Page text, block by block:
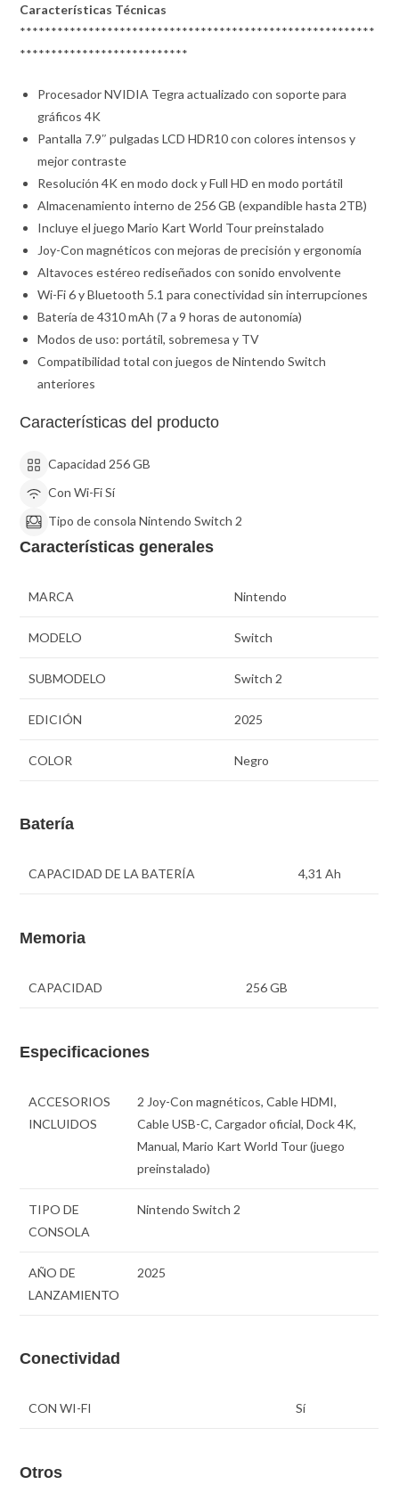
Características Técnicas
*********************************************************
***************************
Procesador NVIDIA Tegra actualizado con soporte para
gráficos 4K
Pantalla 7.9″ pulgadas LCD HDR10 con colores intensos y
mejor contraste
Resolución 4K en modo dock y Full HD en modo portátil
Almacenamiento interno de 256 GB (expandible hasta 2TB)
Incluye el juego Mario Kart World Tour preinstalado
Joy-Con magnéticos con mejoras de precisión y ergonomía
Altavoces estéreo rediseñados con sonido envolvente
Wi-Fi 6 y Bluetooth 5.1 para conectividad sin interrupciones
Batería de 4310 mAh (7 a 9 horas de autonomía)
Modos de uso: portátil, sobremesa y TV
Compatibilidad total con juegos de Nintendo Switch
anteriores
Características del producto
Capacidad 256 GB
Con Wi-Fi Sí
Tipo de consola Nintendo Switch 2
Características generales
MARCA Nintendo
MODELO Switch
SUBMODELO Switch 2
EDICIÓN 2025
COLOR Negro
Batería
CAPACIDAD DE LA BATERÍA 4,31 Ah
Memoria
CAPACIDAD 256 GB
Especificaciones
ACCESORIOS
INCLUIDOS
2 Joy-Con magnéticos, Cable HDMI,
Cable USB-C, Cargador oficial, Dock 4K,
Manual, Mario Kart World Tour (juego
preinstalado)
TIPO DE
CONSOLA
Nintendo Switch 2
AÑO DE
LANZAMIENTO
2025
Conectividad
CON WI-FI Sí
Otros